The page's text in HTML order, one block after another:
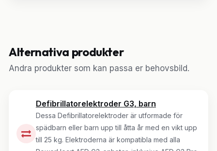
Alternativa produkter
Andra produkter som kan passa er behovsbild.
Defibrillatorelektroder G3, barn
Dessa Defibrillatorelektroder är utformade för
spädbarn eller barn upp till åtta år med en vikt upp
till 25 kg. Elektroderna är kompatibla med alla